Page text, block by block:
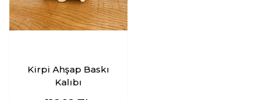
Kirpi Ahşap Baskı
Kalıbı